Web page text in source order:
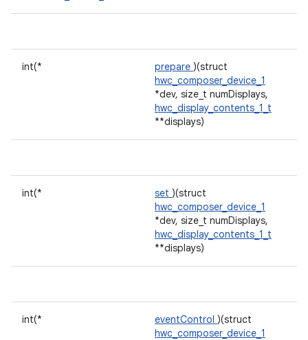
int(* prepare )(struct
hwc_composer_device_1
*dev, size_t numDisplays,
hwc_display_contents_1_t
**displays)
int(* set )(struct
hwc_composer_device_1
*dev, size_t numDisplays,
hwc_display_contents_1_t
**displays)
int(* eventControl )(struct
hwc_composer_device_1